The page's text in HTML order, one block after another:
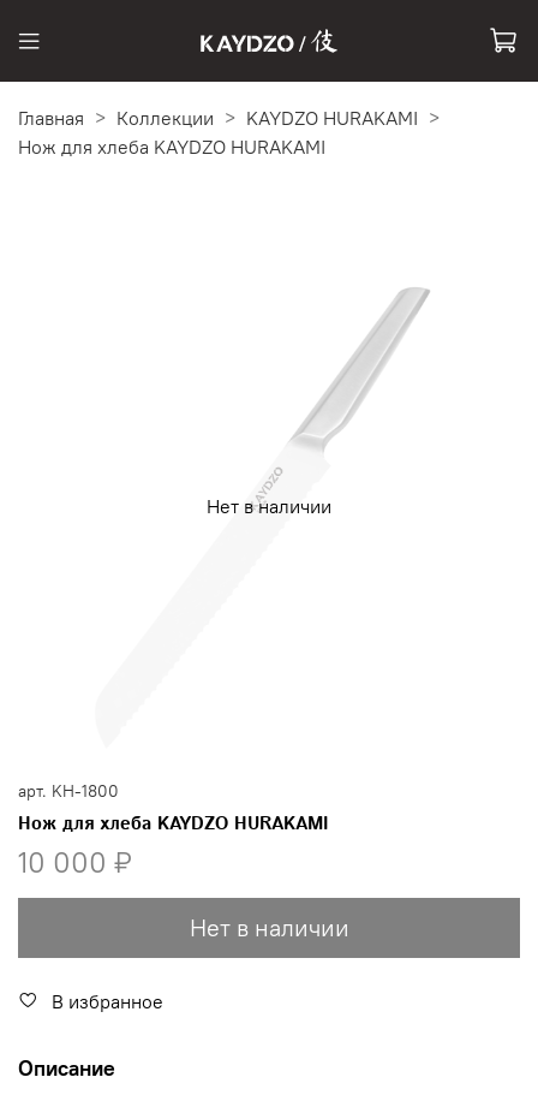
Главная Коллекции
KAYDZO HURAKAMI
Нож для хлеба KAYDZO HURAKAMI
Нет в наличии
арт. KH-1800
Нож для хлеба KAYDZO HURAKAMI
10 000 ₽
Нет в наличии
В избранное
Описание